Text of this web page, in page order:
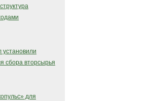
установили
сбора вторсырья
для